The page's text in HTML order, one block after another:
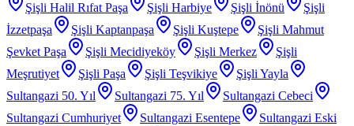
Şişli Halil Rıfat Paşa
Şişli Harbiye Şişli İnönü
Şişli
İzzetpaşa
Şişli Kaptanpaşa Şişli Kuştepe
Şişli Mahmut
Şevket Paşa
Şişli Mecidiyeköy Şişli Merkez
Şişli
Meşrutiyet
Şişli Paşa Şişli Teşvikiye
Şişli Yayla
Sultangazi 50. Yıl
Sultangazi 75. Yıl
Sultangazi Cebeci
Sultangazi Cumhuriyet
Sultangazi Esentepe
Sultangazi Eski